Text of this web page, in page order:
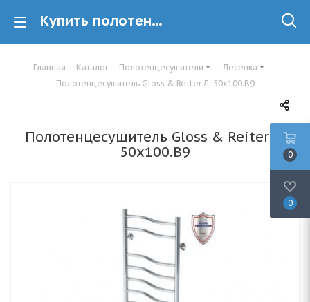
Купить полотенцесушитель лесенка Gloss & Reiter Gloss & Reiter Л. 50х100.В9 в Минске
Главная - Каталог - Полотенцесушители - Лесенка
-
Полотенцесушитель Gloss & Reiter Л. 50х100.В9
Полотенцесушитель Gloss & Reiter Л.
50х100.В9
0
0